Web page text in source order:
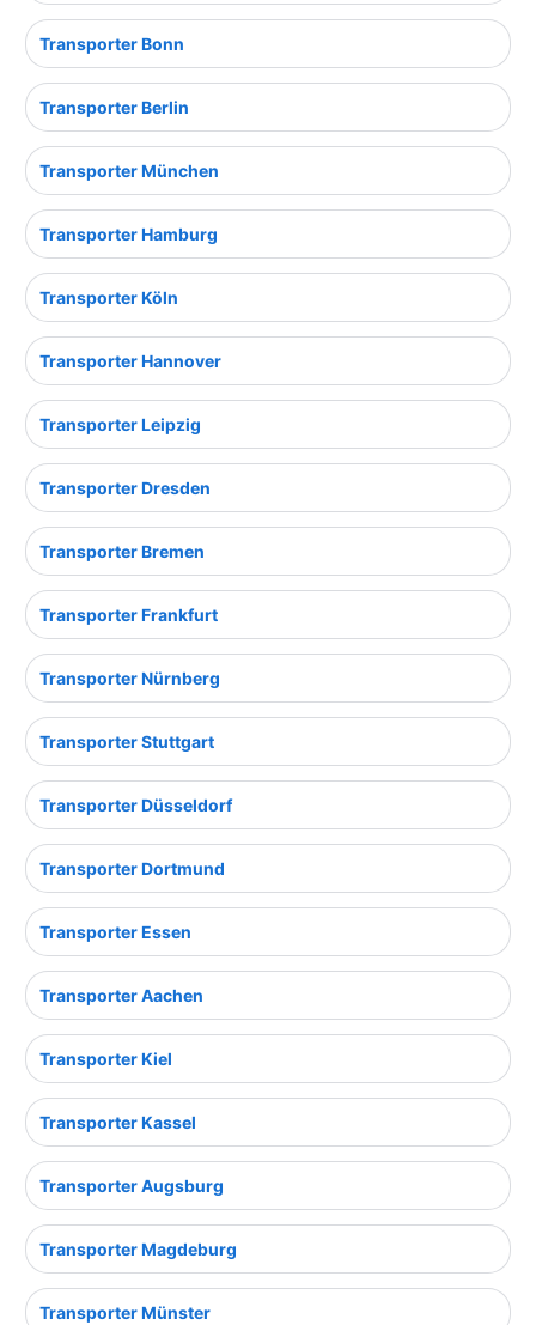
Transporter Bonn
Transporter Berlin
Transporter München
Transporter Hamburg
Transporter Köln
Transporter Hannover
Transporter Leipzig
Transporter Dresden
Transporter Bremen
Transporter Frankfurt
Transporter Nürnberg
Transporter Stuttgart
Transporter Düsseldorf
Transporter Dortmund
Transporter Essen
Transporter Aachen
Transporter Kiel
Transporter Kassel
Transporter Augsburg
Transporter Magdeburg
Transporter Münster